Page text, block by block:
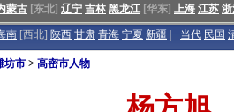
蒙古 [东北] 辽宁 吉林 黑龙江 [华东] 上海 江苏
南 [西北] 陕西 甘肃 青海 宁夏 新疆 当代 民国
坊市 > 高密市人物